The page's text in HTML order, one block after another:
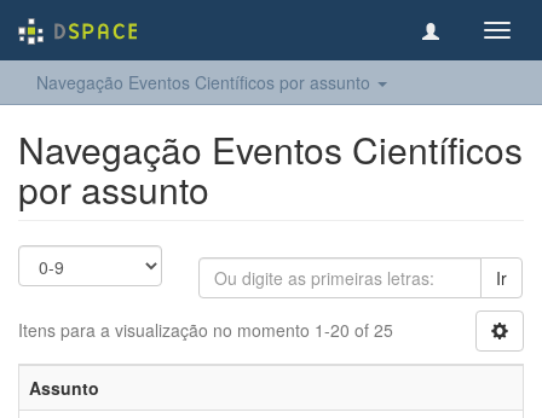
Navegação Eventos Científicos por assunto
Navegação Eventos Científicos
por assunto
Ir
Itens para a visualização no momento 1-20 of 25
Assunto